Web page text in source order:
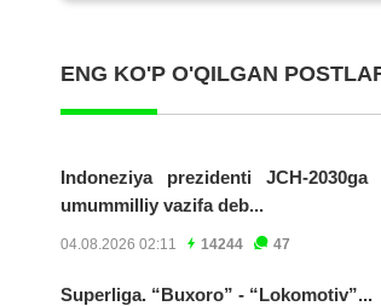
ENG KO'P O'QILGAN
Indoneziya prezidenti JCH-2030ga
umummilliy vazifa deb...
04.08.2026 02:11 14244 47
Superliga. “Buxoro” - “Lokomotiv”...